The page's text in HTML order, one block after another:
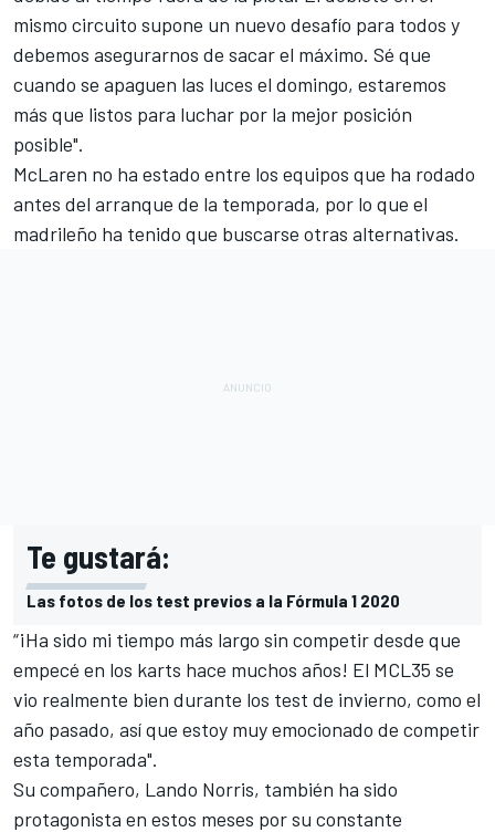
mismo circuito supone un nuevo desafío para todos y
debemos asegurarnos de sacar el máximo. Sé que
cuando se apaguen las luces el domingo, estaremos
más que listos para luchar por la mejor posición
posible".
McLaren no ha estado entre los equipos que ha rodado
antes del arranque de la temporada, por lo que el
madrileño ha tenido que buscarse otras alternativas.
Te gustará:
Las fotos de los test previos a la Fórmula 1 2020
“¡Ha sido mi tiempo más largo sin competir desde que
empecé en los karts hace muchos años! El MCL35 se
vio realmente bien durante los test de invierno, como el
año pasado, así que estoy muy emocionado de competir
esta temporada".
Su compañero, Lando Norris, también ha sido
protagonista en estos meses por su constante